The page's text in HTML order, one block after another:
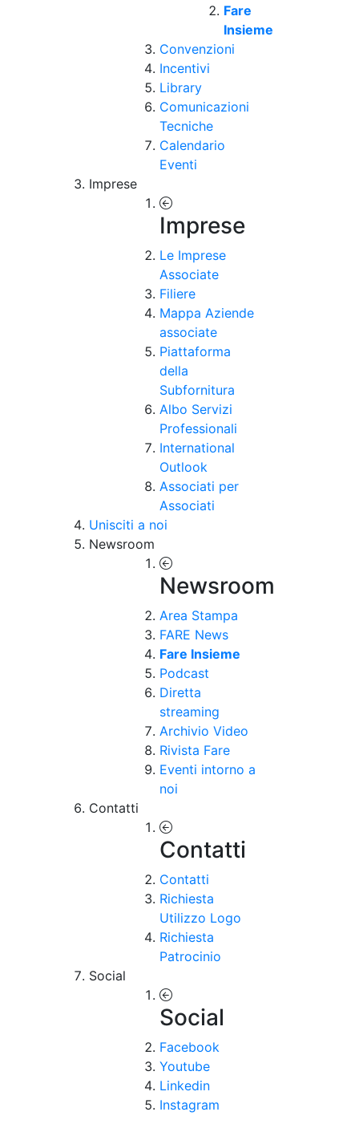
Fare
Insieme
Convenzioni
Incentivi
Library
Comunicazioni
Tecniche
Calendario
Eventi
Imprese
Imprese
Le Imprese
Associate
Filiere
Mappa Aziende
associate
Piattaforma
della
Subfornitura
Albo Servizi
Professionali
International
Outlook
Associati per
Associati
Unisciti a noi
Newsroom
Newsroom
Area Stampa
FARE News
Fare Insieme
Podcast
Diretta
streaming
Archivio Video
Rivista Fare
Eventi intorno a
noi
Contatti
Contatti
Contatti
Richiesta
Utilizzo Logo
Richiesta
Patrocinio
Social
Social
Facebook
Youtube
Linkedin
Instagram